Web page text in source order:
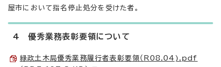
屋市において指名停止処分を受けた者。
4 優秀業務表彰要領について
緑政土木局優秀業務履行者表彰要領（R08.04).pdf